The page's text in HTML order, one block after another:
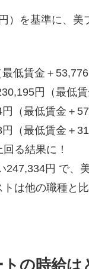
）を基準に、
低賃金＋53,776
円（最低賃
（最低賃金＋
（最低賃金＋
る結果に！
247,334円 で、
は他の職種と
の時給は